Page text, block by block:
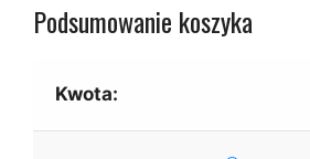
Podsumowanie koszyka